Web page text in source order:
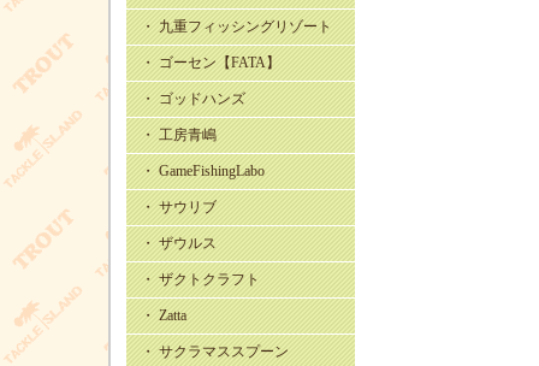
・ 九重フィッシングリゾート
・ ゴーセン【FATA】
・ ゴッドハンズ
・ 工房青嶋
・ GameFishingLabo
・ サウリブ
・ ザウルス
・ ザクトクラフト
・ Zatta
・ サクラマススプーン